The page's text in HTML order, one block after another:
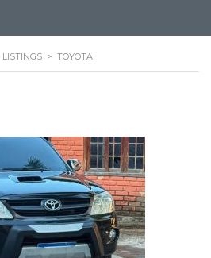
LISTINGS > TOYOTA